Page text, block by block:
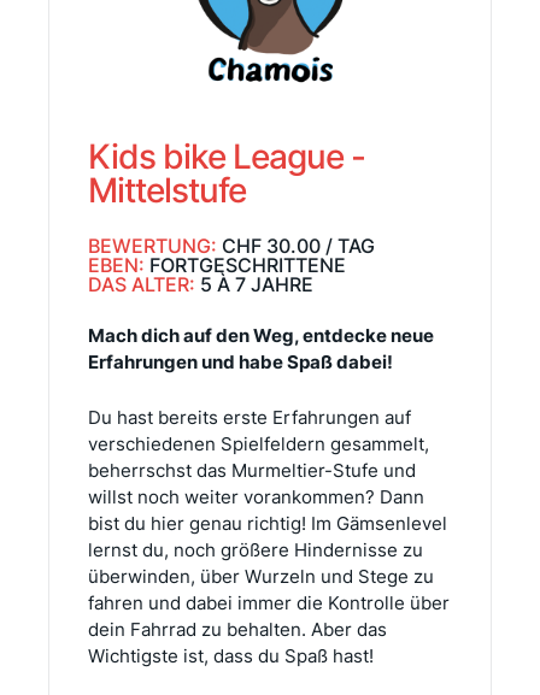
Kids bike League -
Mittelstufe
BEWERTUNG: CHF 30.00 / TAG
EBEN: FORTGESCHRITTENE
DAS ALTER: 5 À 7 JAHRE
Mach dich auf den Weg, entdecke neue
Erfahrungen und habe Spaß dabei!
Du hast bereits erste Erfahrungen auf
verschiedenen Spielfeldern gesammelt,
beherrschst das Murmeltier-Stufe und
willst noch weiter vorankommen? Dann
bist du hier genau richtig! Im Gämsenlevel
lernst du, noch größere Hindernisse zu
überwinden, über Wurzeln und Stege zu
fahren und dabei immer die Kontrolle über
dein Fahrrad zu behalten. Aber das
Wichtigste ist, dass du Spaß hast!